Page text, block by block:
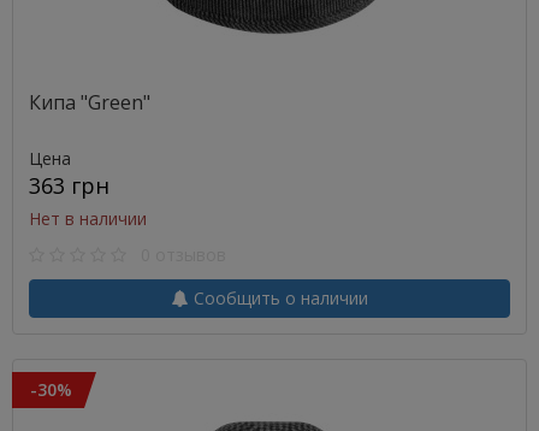
Кипа "Green"
Цена
363 грн
Нет в наличии
Сообщить о наличии
-30%